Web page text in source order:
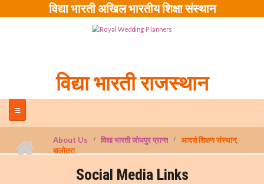
Skip to main contentविद्या भारती अखिल भारतीय शिक्षा संस्थान
विद्या भारती राजस्थान
About Us विद्या भारती जोधपुर प्रान्त
आदर्श शिक्षण संस्थान,
बालोतरा
Social Media Links